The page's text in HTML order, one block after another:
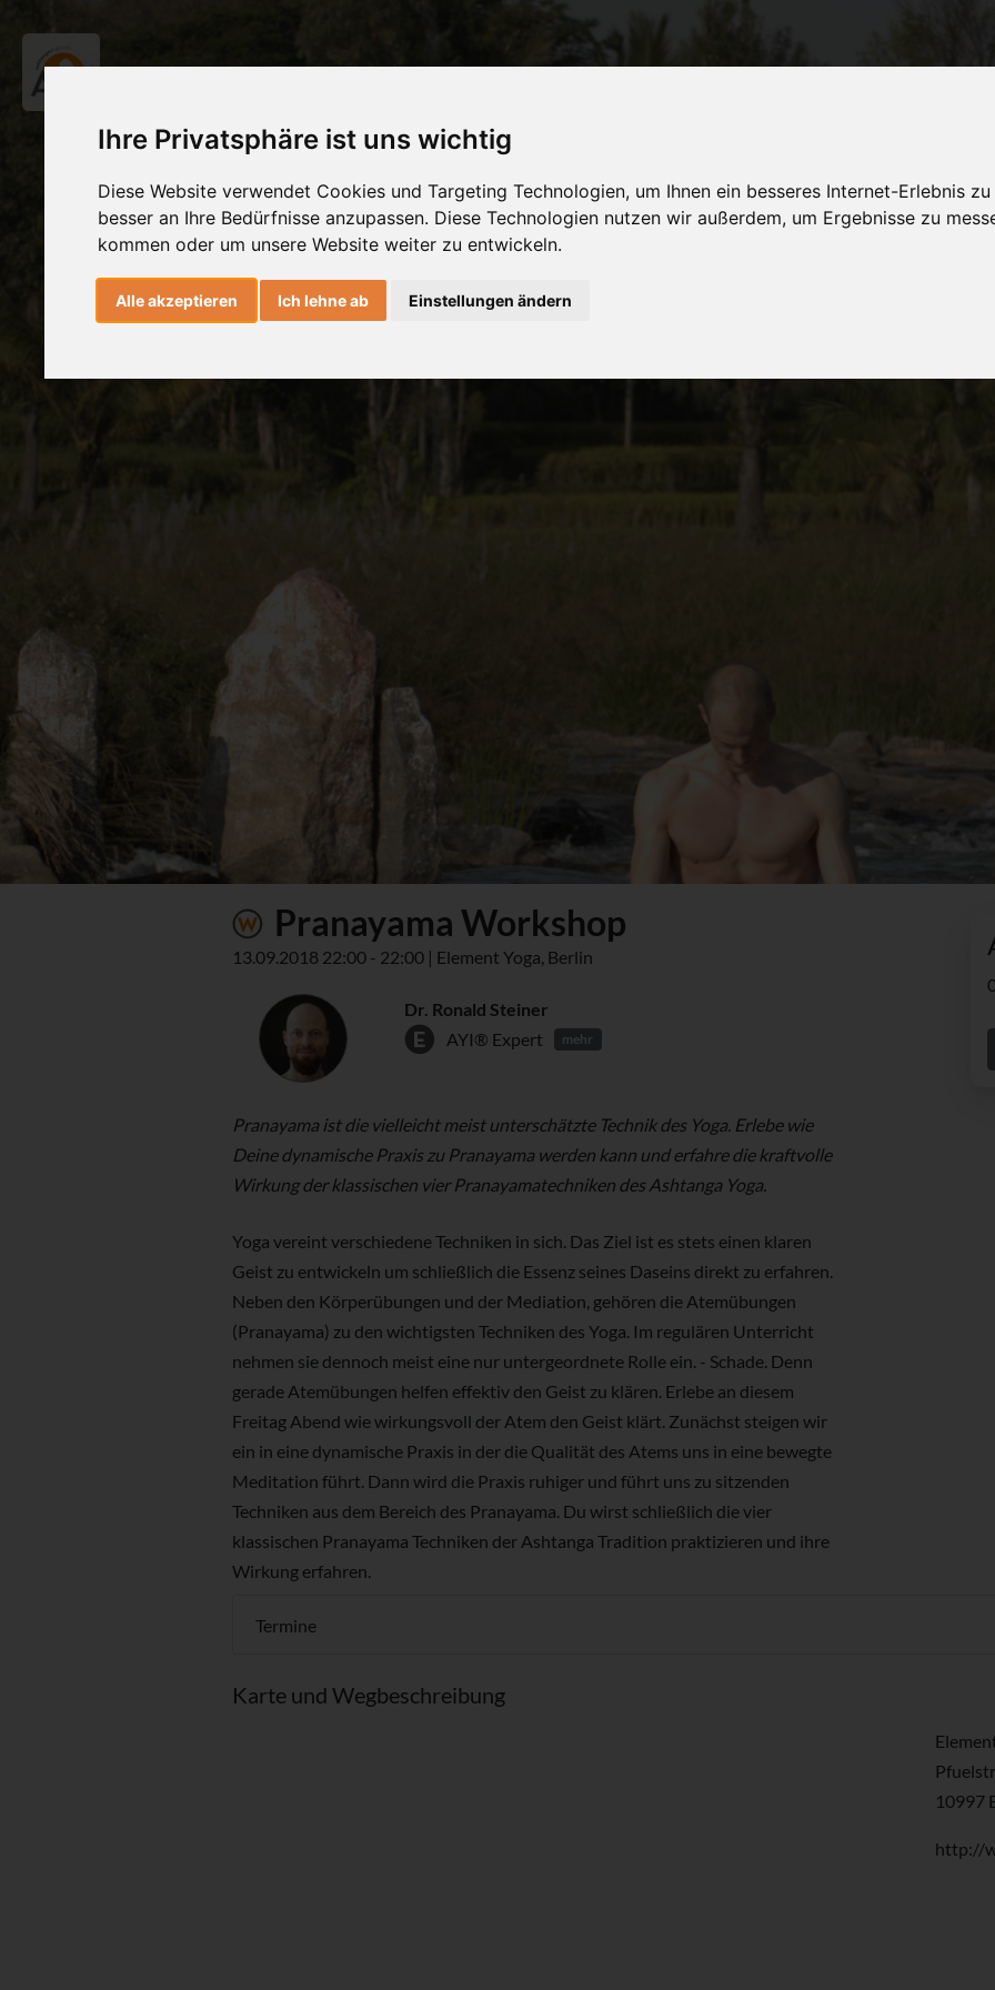
Ihre Privatsphäre ist uns wichtig
Diese Website verwendet Cookies und Targeting Technologien, um Ihnen ein besseres Internet-Erlebnis
besser an Ihre Bedürfnisse anzupassen. Diese Technologien nutzen wir außerdem, um Ergebnisse zu
kommen oder um unsere Website weiter zu entwickeln.
Alle akzeptieren Ich lehne ab Einstellungen ändern
Pranayama Workshop
13.09.2018 22:00 - 22:00 | Element Yoga, Berlin
Dr. Ronald Steiner
AYI® Expert
mehr
Pranayama ist die vielleicht meist unterschätzte Technik des Yoga. Erlebe wie
Deine dynamische Praxis zu Pranayama werden kann und erfahre die kraftvolle
Wirkung der klassischen vier Pranayamatechniken des Ashtanga Yoga.
Yoga vereint verschiedene Techniken in sich. Das Ziel ist es stets einen klaren
Geist zu entwickeln um schließlich die Essenz seines Daseins direkt zu erfahren.
Neben den Körperübungen und der Mediation, gehören die Atemübungen
(Pranayama) zu den wichtigsten Techniken des Yoga. Im regulären Unterricht
nehmen sie dennoch meist eine nur untergeordnete Rolle ein. - Schade. Denn
gerade Atemübungen helfen effektiv den Geist zu klären. Erlebe an diesem
Freitag Abend wie wirkungsvoll der Atem den Geist klärt. Zunächst steigen wir
ein in eine dynamische Praxis in der die Qualität des Atems uns in eine bewegte
Meditation führt. Dann wird die Praxis ruhiger und führt uns zu sitzenden
Techniken aus dem Bereich des Pranayama. Du wirst schließlich die vier
klassischen Pranayama Techniken der Ashtanga Tradition praktizieren und ihre
Wirkung erfahren.
Termine
Karte und Wegbeschreibung
10997
http://